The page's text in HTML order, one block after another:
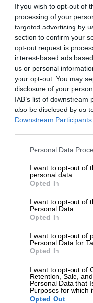
If you wish to opt-out of
processing of your
targeted advertising by
section to confirm your
opt-out request is
interest-based ads
us or personal
your opt-out. You may
disclosure of your
IAB’s list of
also be disclosed by us
Downstream Participants
Please note that this
not limited to your visit
grant or deny consent
use your data for below
consent section.
Personal Data
I want to opt-out of
personal data.
Opted In
I want to opt-out of
Personal Data.
Opted In
I want to opt-out of
Personal Data for
Opted In
I want to opt-out of
Retention, Sale,
Personal Data that
Purposes for which
Opted Out
«Βαριά άρρωστη
Νομικές
Ηλιάδη από
Λαζαρίδη
προκαλέσει την